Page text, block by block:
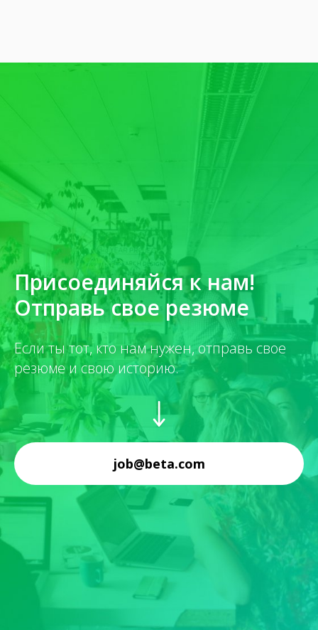
Присоединяйся к нам!
Отправь свое резюме
Если ты тот, кто нам нужен, отправь свое
резюме и свою историю.
job@beta.com